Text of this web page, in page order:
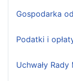
Gospodarka
Podatki i
Uchwały Rady